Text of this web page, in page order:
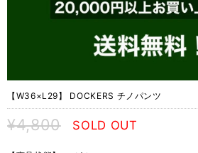
【W36×L29】 DOCKERS チノパンツ
¥4,800 SOLD OUT